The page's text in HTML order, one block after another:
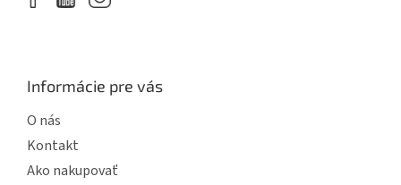
Informácie pre vás
O nás
Kontakt
Ako nakupovať